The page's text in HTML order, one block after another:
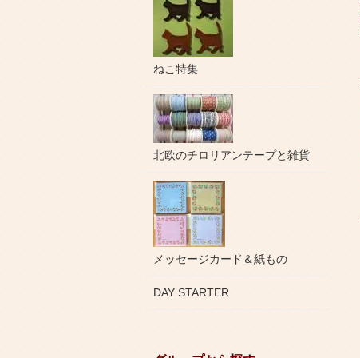
ねこ特集
北欧のチロリアンテープと雑貨
メッセージカード＆紙もの
DAY STARTER